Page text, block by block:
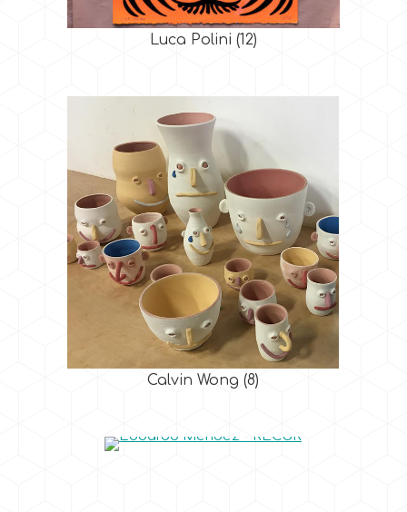
Luca Polini (12)
Calvin Wong (8)